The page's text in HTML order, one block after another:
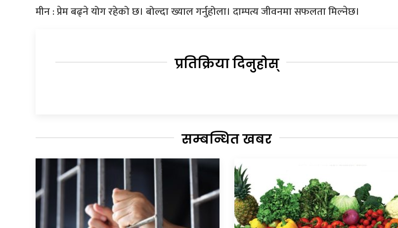
मीन : प्रेम बढ्ने योग रहेको छ। बोल्दा ख्याल गर्नुहोला। दाम्पत्य जीवनमा सफलता मिल्नेछ।
प्रतिक्रिया दिनुहोस्
सम्बन्धित खबर